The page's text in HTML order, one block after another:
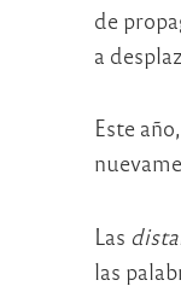
de
a
Este
Las
las